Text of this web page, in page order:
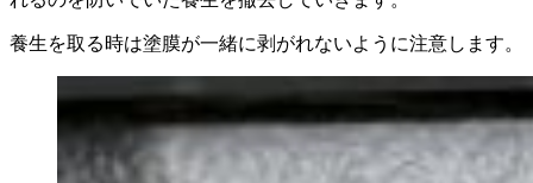
養生を取る時は塗膜が一緒に剥がれないように注意します。